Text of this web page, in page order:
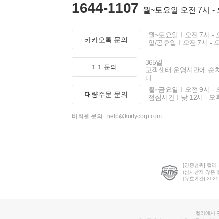
1644-1107 월~토요일 오전 7시 -
카카오톡 문의
월~토요일
오전 7시 -
일/공휴일
오전 7시 -
1:1 문의
365일
고객센터 운영시간에 순
다.
대량주문 문의
월~금요일
오전 9시 -
점심시간
낮 12시 - 오
비회원 문의 : help@kurlycorp.com
[인증범위] 컬리
(심사받지 않은
[유효기간]
컬리에서